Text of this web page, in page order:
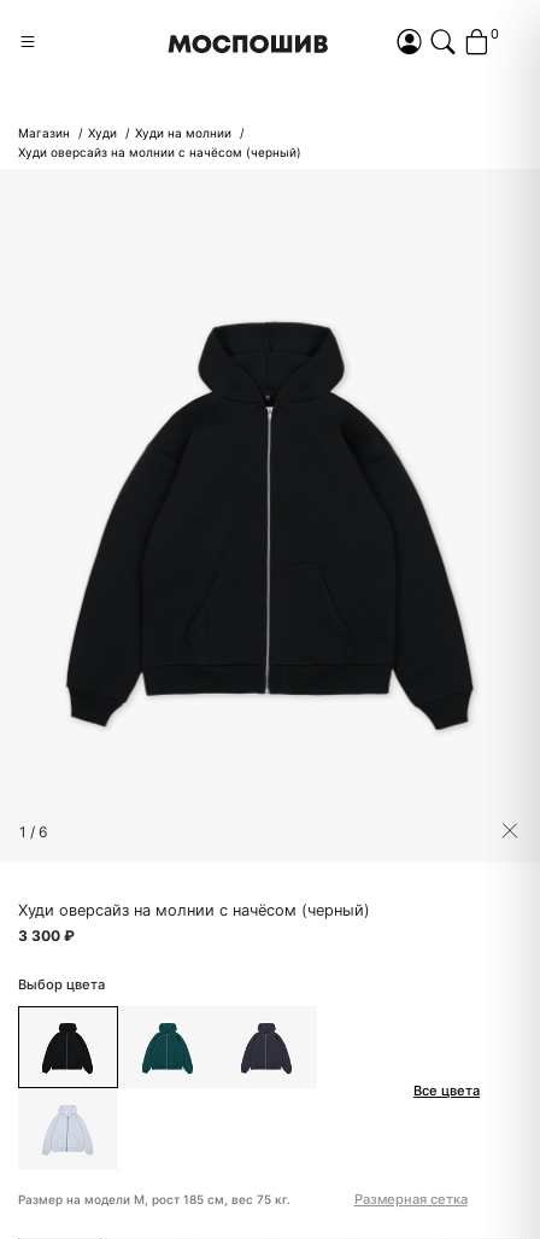
0
Магазин Худи
Худи на молнии
Худи оверсайз на молнии с начёсом (черный)
1 / 6
Худи оверсайз на молнии с начёсом (черный)
3 300 ₽
Выбор цвета
Все цвета
Размер на модели M, рост 185 см, вес 75 кг. Размерная сетка